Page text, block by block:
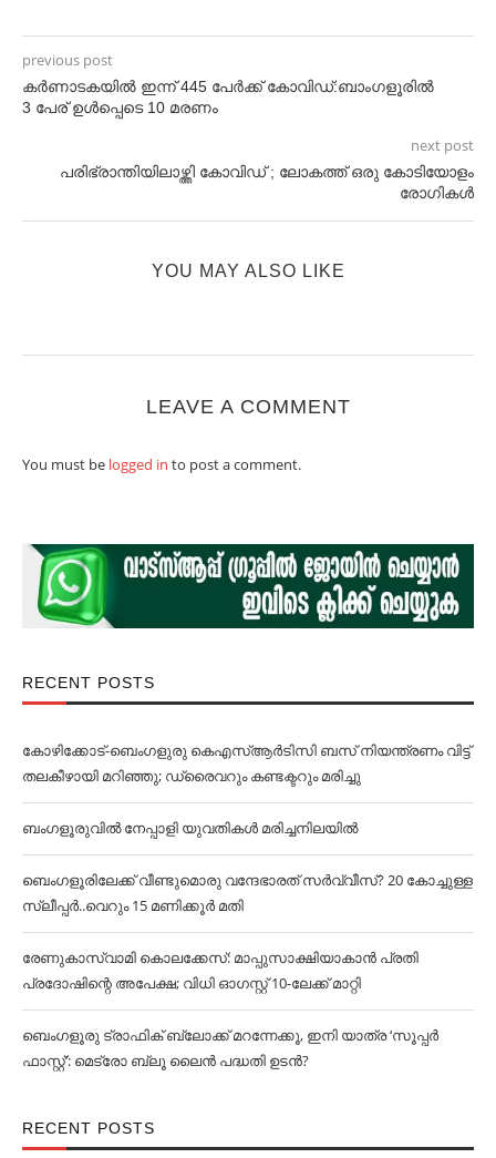
previous post
കർണാടകയിൽ ഇന്ന് 445 പേർക്ക് കോവിഡ്:ബാംഗളൂരിൽ
3 പേര് ഉൾപ്പെടെ 10 മരണം
next post
പരിഭ്രാന്തിയിലാഴ്ത്തി കോവിഡ് ; ലോകത്ത് ഒരു കോടിയോളം
രോഗികള്‍
YOU MAY ALSO LIKE
LEAVE A COMMENT
You must be logged in to post a comment.
RECENT POSTS
കോഴിക്കോട്-ബെംഗളുരു കെഎസ്ആർടിസി ബസ് നിയന്ത്രണം വിട്ട്
തലകീഴായി മറിഞ്ഞു; ഡ്രൈവറും കണ്ടക്ട‌റും മരിച്ചു
ബംഗളൂരുവില്‍ നേപ്പാളി യുവതികള്‍ മരിച്ചനിലയില്‍
ബെംഗളൂരിലേക്ക് വീണ്ടുമൊരു വന്ദേഭാരത് സര്‍വ്വീസ്? 20 കോച്ചുള്ള
സ്ലീപ്പര്‍..വെറും 15 മണിക്കൂര്‍ മതി
രേണുകാസ്വാമി കൊലക്കേസ്: മാപ്പുസാക്ഷിയാകാൻ പ്രതി
പ്രദോഷിന്റെ അപേക്ഷ; വിധി ഓഗസ്റ്റ് 10-ലേക്ക് മാറ്റി
ബെംഗളൂരു ട്രാഫിക് ബ്ലോക്ക് മറന്നേക്കൂ, ഇനി യാത്ര ‘സൂപ്പര്‍
ഫാസ്റ്റ്’: മെട്രോ ബ്ലൂ ലൈൻ പദ്ധതി ഉടൻ?
RECENT POSTS